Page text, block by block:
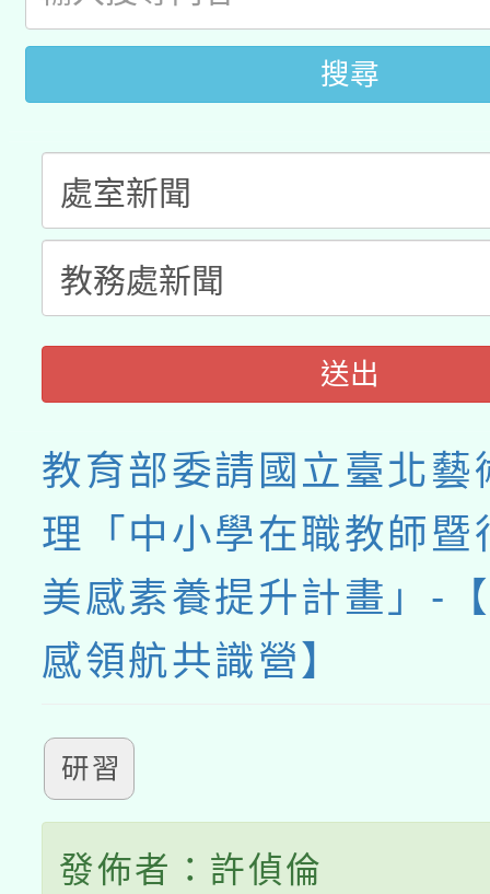
搜尋
送出
教育部委請國立臺北藝
理「中小學在職教師暨
美感素養提升計畫」-
感領航共識營】
研習
發佈者：許偵倫